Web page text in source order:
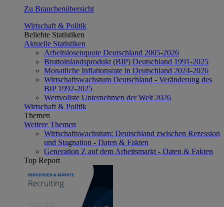
Zu Branchenübersicht
Wirtschaft & Politik
Beliebte Statistiken
Aktuelle Statistiken
Arbeitslosenquote Deutschland 2005-2026
Bruttoinlandsprodukt (BIP) Deutschland 1991-2025
Monatliche Inflationsrate in Deutschland 2024-2026
Wirtschaftswachstum Deutschland - Veränderung des
BIP 1992-2025
Wertvollste Unternehmen der Welt 2026
Wirtschaft & Politik
Themen
Weitere Themen
Wirtschaftswachstum: Deutschland zwischen Rezession
und Stagnation - Daten & Fakten
Generation Z auf dem Arbeitsmarkt - Daten & Fakten
Top Report